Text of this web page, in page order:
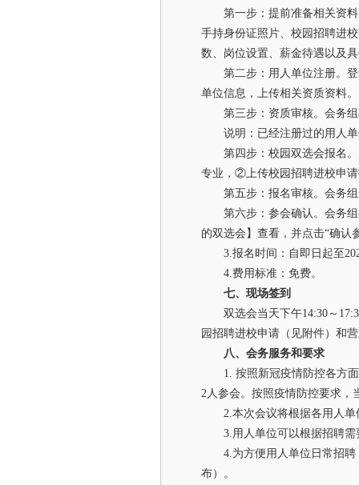
第一步：提前准备相关资
手持身份证照片、校园招聘进
数、岗位设置、薪金待遇以及
第二步：用人单位注册。
单位信息，上传相关资质资料。
第三步：资质审核。 会务
说明：已经注册过的用人
第四步：校园双选会报名。
专业，②上传校园招聘进校申
第五步：报名审核。 会务
第六步：参会确认。 会务
的双选会】查看，并点击“确认
3.报名时间：自即日起至
4.费用标准：免费。
七、现场签到
双选会当天下午14:30～
园招聘进校申请（见附件）和
八、会务服务和要求
1. 按照新冠疫情防控各方
2人参会。按照疫情防控要求，
2.本次会议将根据各用人
3.用人单位可以根据招聘
4.为方便用人单位日常招
布）。